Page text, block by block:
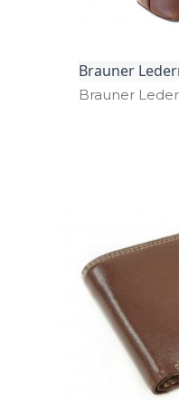
Brauner
Brauner